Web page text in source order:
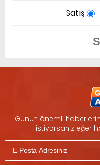
Satış
Günün önemli
istiyorsanız eğer